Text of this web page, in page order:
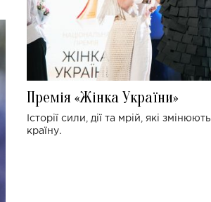
Премія «Жінка України»
Історії сили, дії та мрій, які змінюють
країну.